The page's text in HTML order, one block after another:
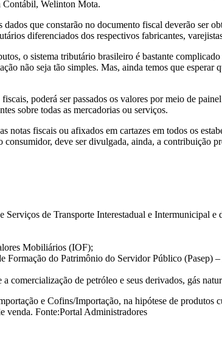
Contábil, Welinton Mota.
que constarão no documento fiscal deverão ser
diferenciados dos respectivos fabricantes,
o sistema tributário brasileiro é bastante
não seja tão simples. Mas, ainda temos que
poderá ser passados os valores por meio de
sobre todas as mercadorias ou serviços.
notas fiscais ou afixados em cartazes em todos os
deve ser divulgada, ainda, a contribuição
Serviços de Transporte Interestadual e Intermunicipal
Mobiliários (IOF);
Formação do Patrimônio do Servidor Público (Pasep) –
de petróleo e seus derivados, gás
e Cofins/Importação, na hipótese de produtos
venda. Fonte:Portal Administradores